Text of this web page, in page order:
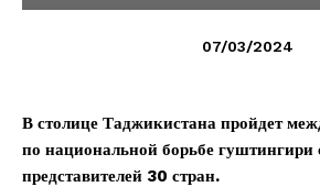
07/03/2024
В столице Таджикистана пройдет
по национальной борьбе гуштингири
представителей 30 стран.